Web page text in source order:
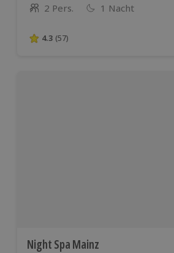
Anzahl der Teilnehmer
2 Pers. 1 Nacht
4.3 von 5 Sternen basierend auf
4.3 (57)
Night Spa Mainz